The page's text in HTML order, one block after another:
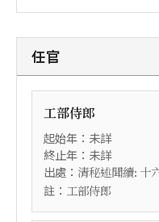
任官
工部侍郎
起始年：未詳
終止年：未詳
出處： 清秘述聞續: 十
註： 工部侍郎